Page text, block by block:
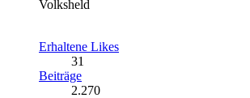
Volksheld
Erhaltene Likes
31
Beiträge
2.270